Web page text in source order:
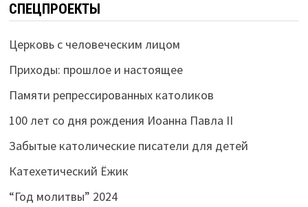
СПЕЦПРОЕКТЫ
Церковь с человеческим лицом
Приходы: прошлое и настоящее
Памяти репрессированных католиков
100 лет со дня рождения Иоанна Павла II
Забытые католические писатели для детей
Катехетический Ёжик
“Год молитвы” 2024